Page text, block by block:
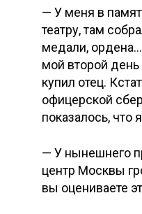
— У меня в
театру, там
медали,
мой второй
купил отец.
офицерской
показалось, что
— У нынешнего
центр Москвы
вы оцениваете